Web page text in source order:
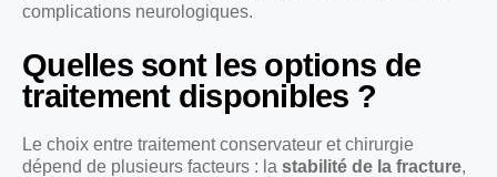
complications neurologiques.
Quelles sont les options de
traitement disponibles ?
Le choix entre traitement conservateur et chirurgie
dépend de plusieurs facteurs : la stabilité de la fracture,